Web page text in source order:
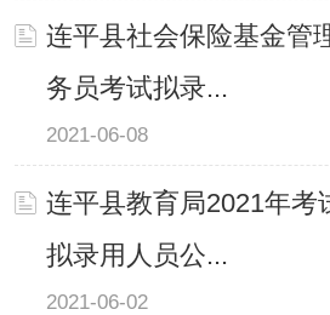
连平县社会保险基金管
务员考试拟录...
2021-06-08
连平县教育局2021年考
拟录用人员公...
2021-06-02